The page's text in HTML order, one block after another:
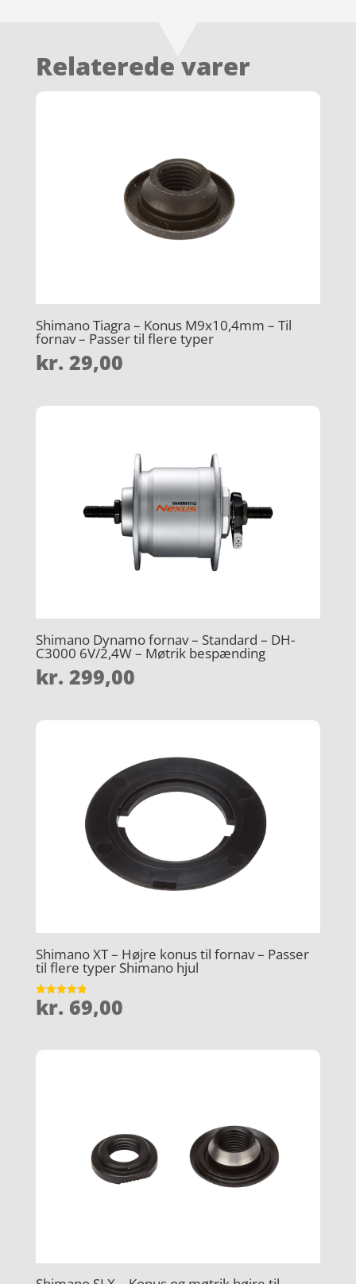
Relaterede varer
Shimano Tiagra – Konus M9x10,4mm – Til
fornav – Passer til flere typer
kr. 29,00
Shimano Dynamo fornav – Standard – DH-
C3000 6V/2,4W – Møtrik bespænding
kr. 299,00
Shimano XT – Højre konus til fornav – Passer
til flere typer Shimano hjul
Vurderet
4.9
kr. 69,00